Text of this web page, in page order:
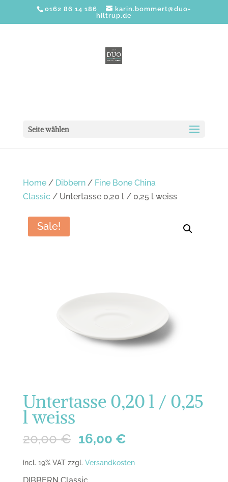
0162 86 14 186
karin.bommert@duo-
hiltrup.de
Seite wählen
Home/ Dibbern/ Fine Bone China
Classic / Untertasse 0,20 l / 0,25 l weiss
Sale!
Untertasse 0,20 l / 0,25
l weiss
20,00€ 16,00 €
incl. 19% VAT zzgl. Versandkosten